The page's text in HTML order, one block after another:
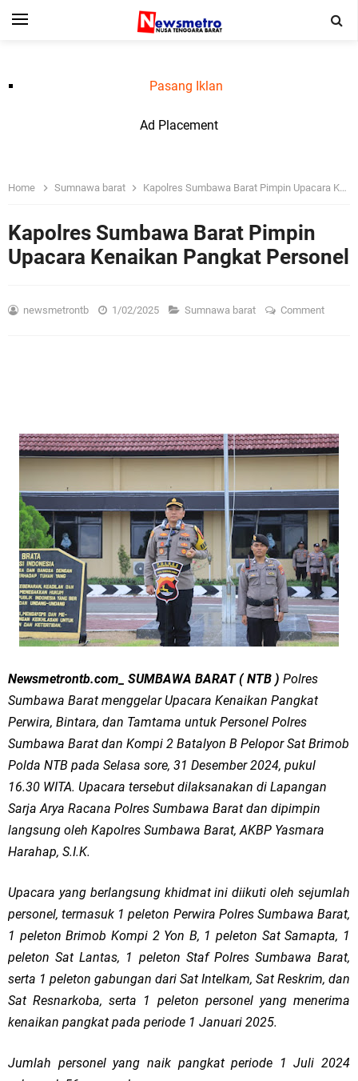
Pasang Iklan
Ad Placement
Home Sumnawa barat Kapolres Sumbawa Barat Pimpin Upacara Kenaikan Pangkat Personel
Kapolres Sumbawa Barat Pimpin
Upacara Kenaikan Pangkat Personel
newsmetrontb 1/02/2025 Sumnawa barat Comment
Newsmetrontb.com_ SUMBAWA BARAT ( NTB ) Polres
Sumbawa Barat menggelar Upacara Kenaikan Pangkat
Perwira, Bintara, dan Tamtama untuk Personel Polres
Sumbawa Barat dan Kompi 2 Batalyon B Pelopor Sat Brimob
Polda NTB pada Selasa sore, 31 Desember 2024, pukul
16.30 WITA. Upacara tersebut dilaksanakan di Lapangan
Sarja Arya Racana Polres Sumbawa Barat dan dipimpin
langsung oleh Kapolres Sumbawa Barat, AKBP Yasmara
Harahap, S.I.K.
Upacara yang berlangsung khidmat ini diikuti oleh sejumlah
personel, termasuk 1 peleton Perwira Polres Sumbawa Barat,
1 peleton Brimob Kompi 2 Yon B, 1 peleton Sat Samapta, 1
peleton Sat Lantas, 1 peleton Staf Polres Sumbawa Barat,
serta 1 peleton gabungan dari Sat Intelkam, Sat Reskrim, dan
Sat Resnarkoba, serta 1 peleton personel yang menerima
kenaikan pangkat pada periode 1 Januari 2025.
Jumlah personel yang naik pangkat periode 1 Juli 2024